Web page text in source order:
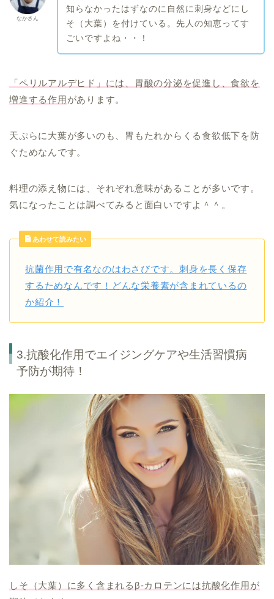
なかさん
知らなかったはずなのに自然に刺身などにし
そ（大葉）を付けている。先人の知恵ってす
ごいですよね・・！
「ペリルアルデヒド」には、胃酸の分泌を促進し、食欲を
増進する作用 があります。
天ぷらに大葉が多いのも、胃もたれからくる食欲低下を防
ぐためなんです。
料理の添え物には、それぞれ意味があることが多いです。
気になったことは調べてみると面白いですよ＾＾。
あわせて読みたい
抗菌作用で有名なのはわさびです。刺身を長く保存
するためなんです！どんな栄養素が含まれているの
か紹介！
3.抗酸化作用でエイジングケアや生活習慣病
予防が期待！
しそ（大葉）に多く含まれるβ-カロテンには抗酸化作用が